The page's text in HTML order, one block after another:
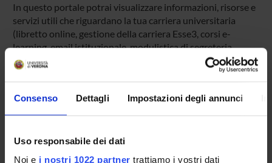
Consenso Dettagli Impostazioni degli annunci
Uso responsabile dei dati
Noi e i nostri 1022 partner trattiamo i vostri dati
In questo portale potrai visualizzare informazioni, risorse e
servizi utili che riguardano la tua carriera universitaria
(libretto online, gestione della carriera Esse3, corsi e-
learning, email istituzionale, modulistica di segreteria,
procedure amministrative, ecc.).
Entra in MyUnivr con le tue credenziali GIA: solo così
della tua segreteria via mail e anche tramite l'app Univr.